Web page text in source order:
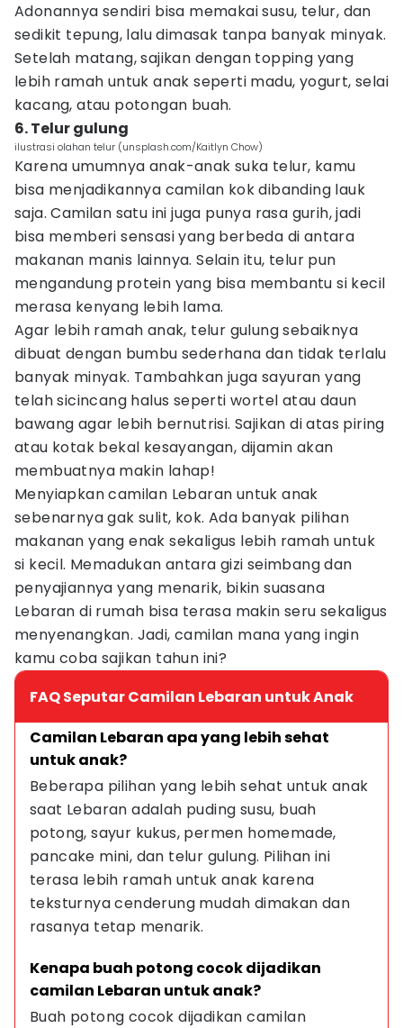
Adonannya sendiri bisa memakai susu, telur, dan
sedikit tepung, lalu dimasak tanpa banyak minyak.
Setelah matang, sajikan dengan topping yang
lebih ramah untuk anak seperti madu, yogurt, selai
kacang, atau potongan buah.
6. Telur gulung
ilustrasi olahan telur (unsplash.com/Kaitlyn Chow)
Karena umumnya anak-anak suka telur, kamu
bisa menjadikannya camilan kok dibanding lauk
saja. Camilan satu ini juga punya rasa gurih, jadi
bisa memberi sensasi yang berbeda di antara
makanan manis lainnya. Selain itu, telur pun
mengandung protein yang bisa membantu si kecil
merasa kenyang lebih lama.
Agar lebih ramah anak, telur gulung sebaiknya
dibuat dengan bumbu sederhana dan tidak terlalu
banyak minyak. Tambahkan juga sayuran yang
telah sicincang halus seperti wortel atau daun
bawang agar lebih bernutrisi. Sajikan di atas piring
atau kotak bekal kesayangan, dijamin akan
membuatnya makin lahap!
Menyiapkan camilan Lebaran untuk anak
sebenarnya gak sulit, kok. Ada banyak pilihan
makanan yang enak sekaligus lebih ramah untuk
si kecil. Memadukan antara gizi seimbang dan
penyajiannya yang menarik, bikin suasana
Lebaran di rumah bisa terasa makin seru sekaligus
menyenangkan. Jadi, camilan mana yang ingin
kamu coba sajikan tahun ini?
FAQ Seputar Camilan Lebaran untuk Anak
Camilan Lebaran apa yang lebih sehat
untuk anak?
Beberapa pilihan yang lebih sehat untuk anak
saat Lebaran adalah puding susu, buah
potong, sayur kukus, permen homemade,
pancake mini, dan telur gulung. Pilihan ini
terasa lebih ramah untuk anak karena
teksturnya cenderung mudah dimakan dan
rasanya tetap menarik.
Kenapa buah potong cocok dijadikan
camilan Lebaran untuk anak?
Buah potong cocok dijadikan camilan